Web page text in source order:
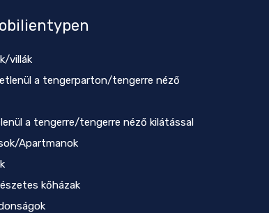
villák
a tengerparton/tengerre néző
a tengerre/tengerre néző kilátással
Apartmanok
kőházak